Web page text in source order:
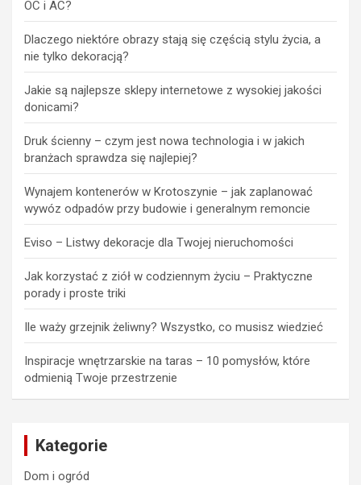
OC i AC?
Dlaczego niektóre obrazy stają się częścią stylu życia, a
nie tylko dekoracją?
Jakie są najlepsze sklepy internetowe z wysokiej jakości
donicami?
Druk ścienny – czym jest nowa technologia i w jakich
branżach sprawdza się najlepiej?
Wynajem kontenerów w Krotoszynie – jak zaplanować
wywóz odpadów przy budowie i generalnym remoncie
Eviso – Listwy dekoracje dla Twojej nieruchomości
Jak korzystać z ziół w codziennym życiu – Praktyczne
porady i proste triki
Ile waży grzejnik żeliwny? Wszystko, co musisz wiedzieć
Inspiracje wnętrzarskie na taras – 10 pomysłów, które
odmienią Twoje przestrzenie
Kategorie
Dom i ogród